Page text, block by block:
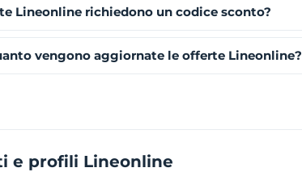
Lineonline richiedono un codice sconto?
vengono aggiornate le offerte Lineonline?
e profili Lineonline